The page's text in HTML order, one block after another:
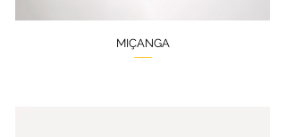
MIÇANGA